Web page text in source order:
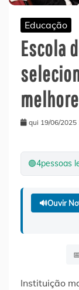
Educação
Escola
qui 19/06/2025
🟢4pessoas
🔊Ouvir
Instituição